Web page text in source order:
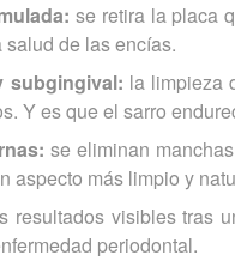
se retira la placa
de las encías.
subgingival: la limpieza
Y es que el sarro
se eliminan
aspecto más limpio y
resultados visibles tras
periodontal.